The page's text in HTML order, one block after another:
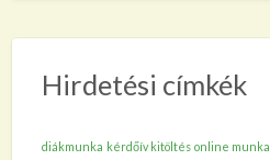
Hirdetési címkék
diákmunka kérdőív kitöltés online munka